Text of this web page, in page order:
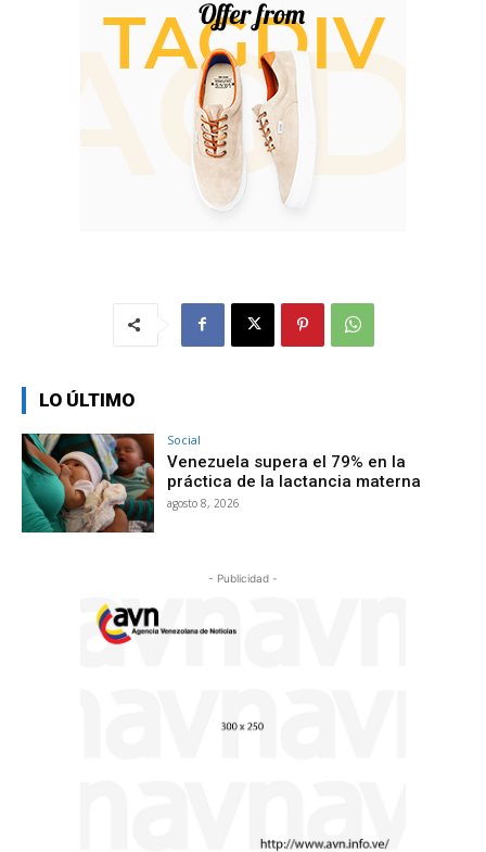
LO ÚLTIMO
Social
Venezuela supera el 79% en la
práctica de la lactancia materna
agosto 8, 2026
- Publicidad -